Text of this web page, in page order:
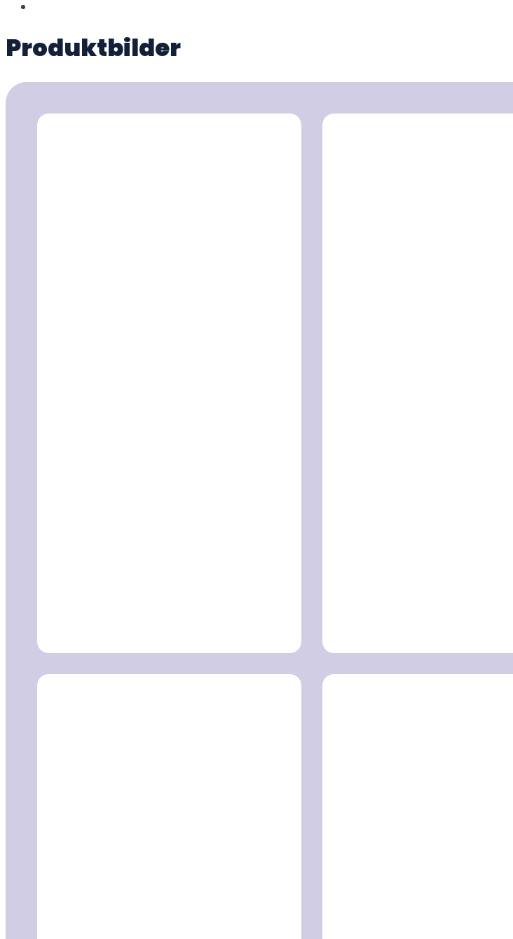
Produktbilder